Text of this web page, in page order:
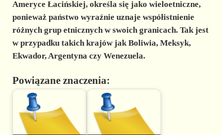
Ameryce Łacińskiej, określa się jako wieloetniczne,
ponieważ państwo wyraźnie uznaje współistnienie
różnych grup etnicznych w swoich granicach. Tak jest
w przypadku takich krajów jak Boliwia, Meksyk,
Ekwador, Argentyna czy Wenezuela.
Powiązane znaczenia: